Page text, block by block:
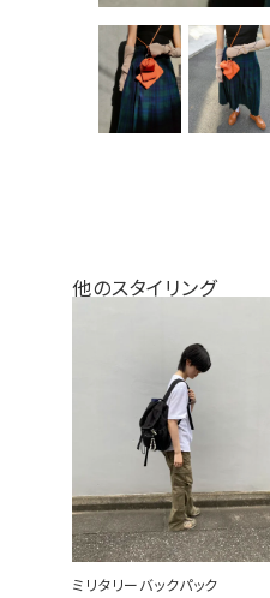
他のスタイリング
ミリタリーバックパック